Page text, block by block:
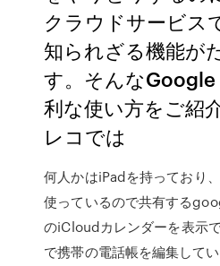
クラウドサービス
知られざる機能が
す。そんな
利な使い方をご紹
レコでは
何人かはiPadを持っており
使っているので共有する
のiCloudカレンダーを表示
で携帯の電話帳を編集して